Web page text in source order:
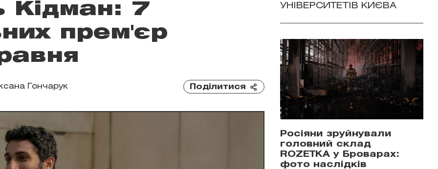
Кідман: 7
прем'єр
Гончарук Поділитися
УНІВЕРСИТЕТІВ КИЄВА
Росіяни зруйнували
головний склад
ROZETKA у Броварах:
фото наслідків